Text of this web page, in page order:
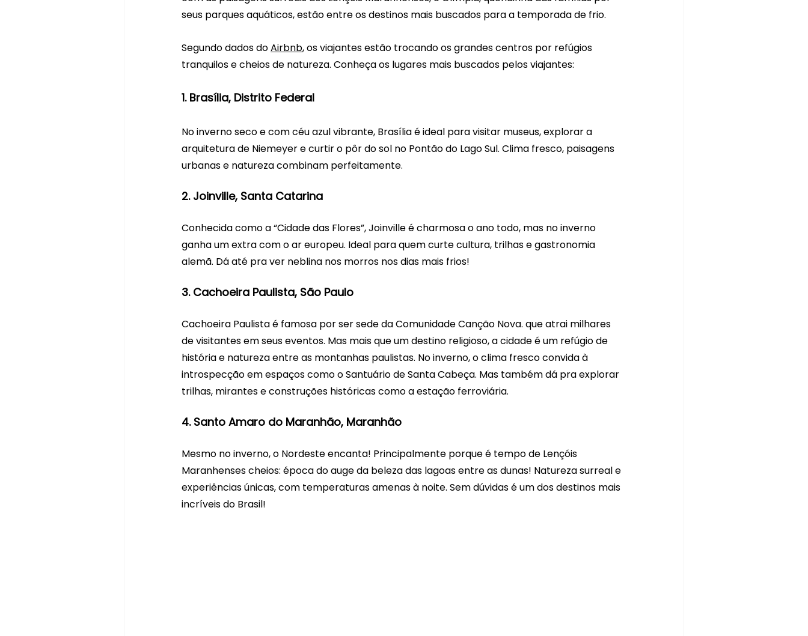
seus parques aquáticos, estão entre os destinos mais buscados para a temporada de frio.
Segundo dados do Airbnb, os viajantes estão trocando os grandes centros por refúgios
tranquilos e cheios de natureza. Conheça os lugares mais buscados pelos viajantes:
1. Brasília, Distrito Federal
No inverno seco e com céu azul vibrante, Brasília é ideal para visitar museus, explorar a
arquitetura de Niemeyer e curtir o pôr do sol no Pontão do Lago Sul. Clima fresco, paisagens
urbanas e natureza combinam perfeitamente.
2. Joinville, Santa Catarina
Conhecida como a “Cidade das Flores”, Joinville é charmosa o ano todo, mas no inverno
ganha um extra com o ar europeu. Ideal para quem curte cultura, trilhas e gastronomia
alemã. Dá até pra ver neblina nos morros nos dias mais frios!
3. Cachoeira Paulista, São Paulo
Cachoeira Paulista é famosa por ser sede da Comunidade Canção Nova. que atrai milhares
de visitantes em seus eventos. Mas mais que um destino religioso, a cidade é um refúgio de
história e natureza entre as montanhas paulistas. No inverno, o clima fresco convida à
introspecção em espaços como o Santuário de Santa Cabeça. Mas também dá pra explorar
trilhas, mirantes e construções históricas como a estação ferroviária.
4. Santo Amaro do Maranhão, Maranhão
Mesmo no inverno, o Nordeste encanta! Principalmente porque é tempo de Lençóis
Maranhenses cheios: época do auge da beleza das lagoas entre as dunas! Natureza surreal e
experiências únicas, com temperaturas amenas à noite. Sem dúvidas é um dos destinos mais
incríveis do Brasil!